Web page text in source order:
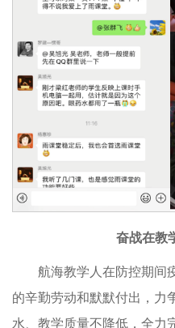
奋战在教
航海教学人在防控期间
的辛勤劳动和默默付出，力
水、教学质量不降低，全力